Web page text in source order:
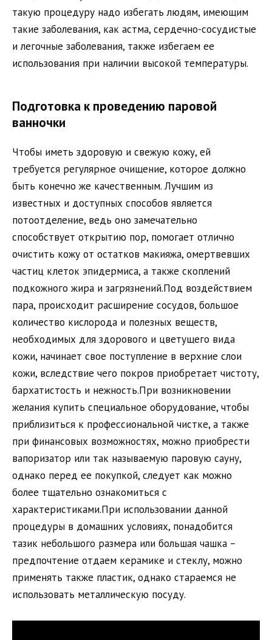
такую процедуру надо избегать людям, имеющим
такие заболевания, как астма, сердечно-сосудистые
и легочные заболевания, также избегаем ее
использования при наличии высокой температуры.
Подготовка к проведению паровой
ванночки
Чтобы иметь здоровую и свежую кожу, ей
требуется регулярное очищение, которое должно
быть конечно же качественным. Лучшим из
известных и доступных способов является
потоотделение, ведь оно замечательно
способствует открытию пор, помогает отлично
очистить кожу от остатков макияжа, омертвевших
частиц клеток эпидермиса, а также скоплений
подкожного жира и загрязнений.Под воздействием
пара, происходит расширение сосудов, большое
количество кислорода и полезных веществ,
необходимых для здорового и цветущего вида
кожи, начинает свое поступление в верхние слои
кожи, вследствие чего покров приобретает чистоту,
бархатистость и нежность.При возникновении
желания купить специальное оборудование, чтобы
приблизиться к профессиональной чистке, а также
при финансовых возможностях, можно приобрести
вапоризатор или так называемую паровую сауну,
однако перед ее покупкой, следует как можно
более тщательно ознакомиться с
характеристиками.При использовании данной
процедуры в домашних условиях, понадобится
тазик небольшого размера или большая чашка –
предпочтение отдаем керамике и стеклу, можно
применять также пластик, однако стараемся не
использовать металлическую посуду.